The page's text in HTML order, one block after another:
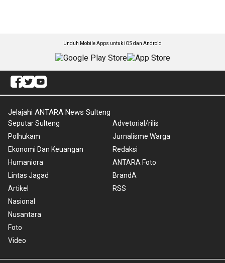
Unduh Mobile Apps untuk iOS dan Android
Jelajahi ANTARA News Sulteng
Seputar Sulteng
Polhukam
Ekonomi Dan Keuangan
Humaniora
Lintas Jagad
Artikel
Nasional
Nusantara
Foto
Video
Advetorial/rilis
Jurnalisme Warga
Redaksi
ANTARA Foto
BrandA
RSS